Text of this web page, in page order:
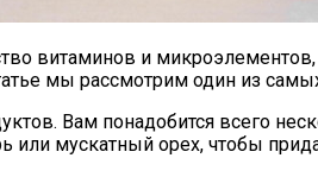
витаминов и
мы рассмотрим один из
Вам понадобится всего
или мускатный орех, чтобы